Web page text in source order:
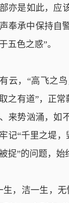
亦是如此，应
奉承中保持自
五色之惑”。
云，“高飞之
之有道”，正
来势汹涌，如
记“千里之堤
捉”的问题，
生，洁一生，